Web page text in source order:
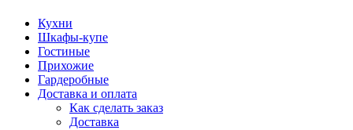
Кухни
Шкафы-купе
Гостиные
Прихожие
Гардеробные
Доставка и оплата
Как сделать заказ
Доставка